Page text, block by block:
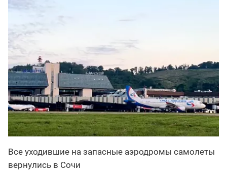
Все уходившие на запасные аэродромы самолеты
вернулись в Сочи